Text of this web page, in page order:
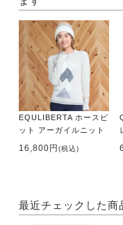
・サイズ A4判
・出版社 メトロポ
【内容】
●特集1
馬のお仕事にチャレ
・インストラクタ
未体験の世界だけ
・育成牧場スタッ
世界で活躍できる
・調教助手
こんなにやりがい
EQULIBERTA ホースビ
ット アーガイルニット
16,800円(税込)
最近チェックした商